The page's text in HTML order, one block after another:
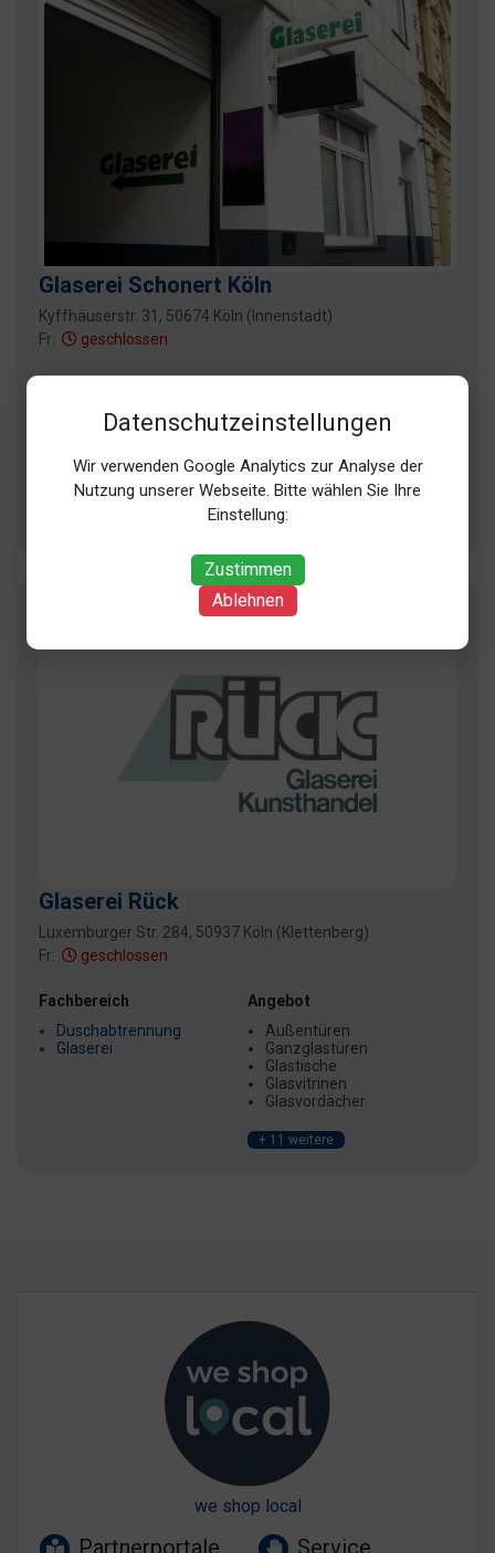
Datenschutzeinstellungen
Wir verwenden Google Analytics zur Analyse der
Nutzung unserer Webseite. Bitte wählen Sie Ihre
Einstellung:
Zustimmen
Ablehnen
Glaserei Schonert Köln
Kyffhäuserstr. 31, 50674 Köln (Innenstadt)
Fr:
geschlossen
Duschabtrennung
Fenster
Glaserei
Spiegel
Duschkabinen
Ganzglasanlagen
Glas
Glasdächer
+ 12 weitere
Glaserei Rück
Luxemburger Str. 284, 50937 Köln (Klettenberg)
Fr:
geschlossen
Fachbereich
Duschabtrennung
Glaserei
Angebot
Außentüren
Ganzglastüren
Glastische
Glasvitrinen
Glasvordächer
+ 11 weitere
we shop local
Partnerportale Service